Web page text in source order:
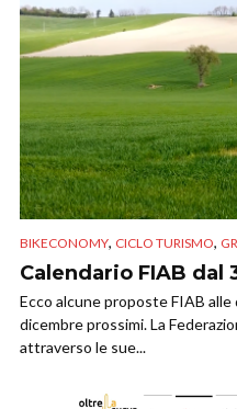
BIKECONOMY, CICLO TURISMO,
Calendario FIAB dal
Ecco alcune proposte FIAB alle
dicembre prossimi. La
attraverso le sue...